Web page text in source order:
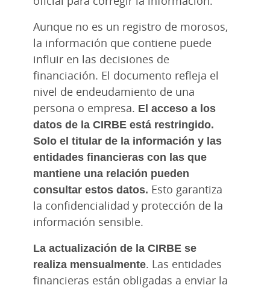
Aunque no es un registro de morosos,
la información que contiene puede
influir en las decisiones de
financiación. El documento refleja el
nivel de endeudamiento de una
persona o empresa. El acceso a los
datos de la CIRBE está restringido.
Solo el titular de la información y las
entidades financieras con las que
mantiene una relación pueden
consultar estos datos. Esto garantiza
la confidencialidad y protección de la
información sensible.
La actualización de la CIRBE se
realiza mensualmente. Las entidades
financieras están obligadas a enviar la